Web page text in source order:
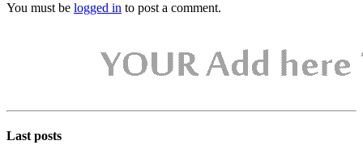
You must be logged in to post a comment.
Last posts